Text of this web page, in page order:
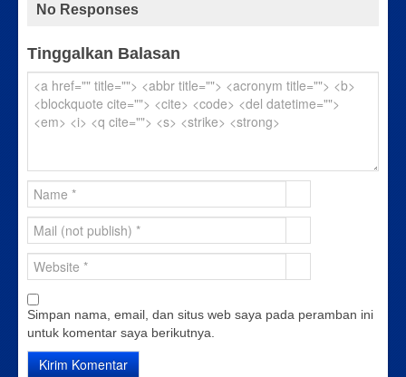
No Responses
Tinggalkan Balasan
Simpan nama, email, dan situs web saya pada peramban ini
untuk komentar saya berikutnya.